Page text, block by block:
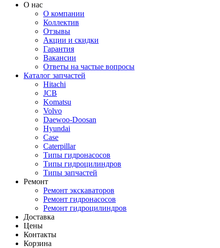
О нас
О компании
Коллектив
Отзывы
Акции и скидки
Гарантия
Вакансии
Ответы на частые вопросы
Каталог запчастей
Hitachi
JCB
Komatsu
Volvo
Daewoo-Doosan
Hyundai
Case
Caterpillar
Типы гидронасосов
Типы гидроцилиндров
Типы запчастей
Ремонт
Ремонт экскаваторов
Ремонт гидронасосов
Ремонт гидроцилиндров
Доставка
Цены
Контакты
Корзина